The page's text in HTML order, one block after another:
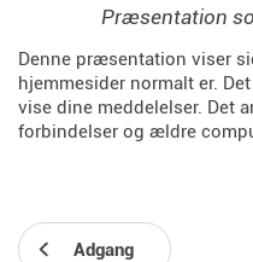
Præsentation
Denne præsentation viser
hjemmesider normalt er.
vise dine meddelelser. Det
forbindelser og ældre
Adgang